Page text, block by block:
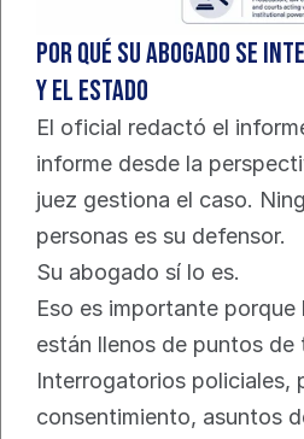
Por qué su abogado se
y el estado
El oficial redactó el
informe desde la
juez gestiona el caso.
personas es su defensor.
Su abogado sí lo es.
Eso es importante porque
están llenos de puntos de
Interrogatorios policiales,
consentimiento, asuntos